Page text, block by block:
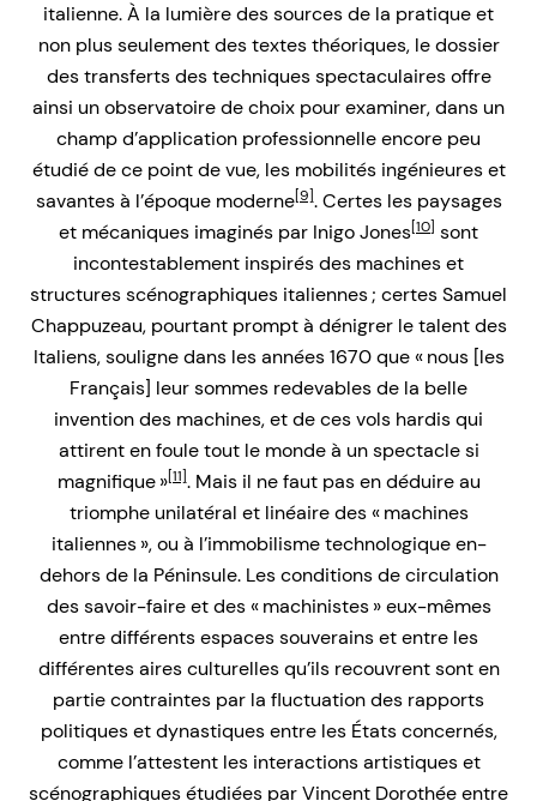
italienne. À la lumière des sources de la pratique et
non plus seulement des textes théoriques, le dossier
des transferts des techniques spectaculaires offre
ainsi un observatoire de choix pour examiner, dans un
champ d’application professionnelle encore peu
étudié de ce point de vue, les mobilités ingénieures et
savantes à l’époque moderne[9]. Certes les paysages
et mécaniques imaginés par Inigo Jones[10] sont
incontestablement inspirés des machines et
structures scénographiques italiennes ; certes Samuel
Chappuzeau, pourtant prompt à dénigrer le talent des
Italiens, souligne dans les années 1670 que « nous [les
Français] leur sommes redevables de la belle
invention des machines, et de ces vols hardis qui
attirent en foule tout le monde à un spectacle si
magnifique »[11]. Mais il ne faut pas en déduire au
triomphe unilatéral et linéaire des « machines
italiennes », ou à l’immobilisme technologique en-
dehors de la Péninsule. Les conditions de circulation
des savoir-faire et des « machinistes » eux-mêmes
entre différents espaces souverains et entre les
différentes aires culturelles qu’ils recouvrent sont en
partie contraintes par la fluctuation des rapports
politiques et dynastiques entre les États concernés,
comme l’attestent les interactions artistiques et
scénographiques étudiées par Vincent Dorothée entre